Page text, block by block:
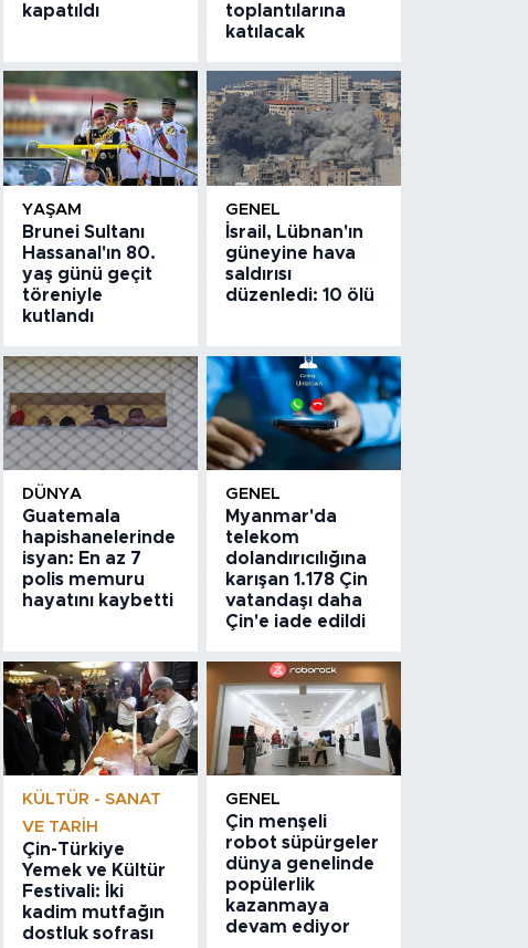
kapatıldı
toplantılarına
katılacak
YAŞAM
Brunei Sultanı
Hassanal'ın 80.
yaş günü geçit
töreniyle
kutlandı
GENEL
İsrail, Lübnan'ın
güneyine hava
saldırısı
düzenledi: 10 ölü
DÜNYA
Guatemala
hapishanelerinde
isyan: En az 7
polis memuru
hayatını kaybetti
GENEL
Myanmar'da
telekom
dolandırıcılığına
karışan 1.178 Çin
vatandaşı daha
Çin'e iade edildi
KÜLTÜR - SANAT
VE TARIH
Çin-Türkiye
Yemek ve Kültür
Festivali: İki
kadim mutfağın
dostluk sofrası
GENEL
Çin menşeli
robot süpürgeler
dünya genelinde
popülerlik
kazanmaya
devam ediyor